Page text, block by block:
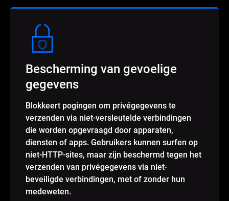
Bescherming van gevoelige
gegevens
Blokkeert pogingen om privégegevens te
verzenden via niet-versleutelde verbindingen
die worden opgevraagd door apparaten,
diensten of apps. Gebruikers kunnen surfen op
niet-HTTP-sites, maar zijn beschermd tegen het
verzenden van privégegevens via niet-
beveiligde verbindingen, met of zonder hun
medeweten.